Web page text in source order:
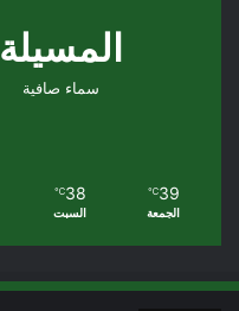
المسيلة
سماء صافية
39
℃
الجمعة
38
℃
السبت